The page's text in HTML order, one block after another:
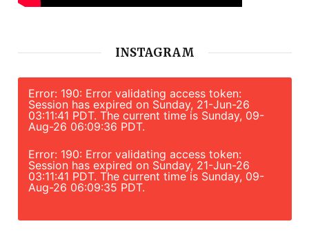
INSTAGRAM
Error: 190: Error validating access token:
Session has expired on Sunday, 21-Jun-26
03:11:41 PDT. The current time is Sunday, 09-
Aug-26 06:09:36 PDT.
Error: 190: Error validating access token:
Session has expired on Sunday, 21-Jun-26
03:11:41 PDT. The current time is Sunday, 09-
Aug-26 06:09:35 PDT.